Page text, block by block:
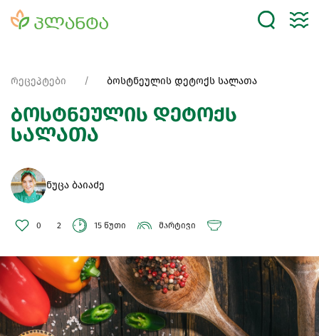
რეცეპტები ბოსტნეულის დეტოქს სალათა
ბოსტნეულის დეტოქს
სალათა
ნუცა ბაიაძე
0 2 15 წუთი მარტივი